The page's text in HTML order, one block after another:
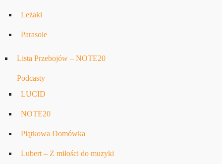
Leżaki
Parasole
Lista Przebojów – NOTE20
Podcasty
LUCID
NOTE20
Piątkowa Domówka
Lubert – Z miłości do muzyki